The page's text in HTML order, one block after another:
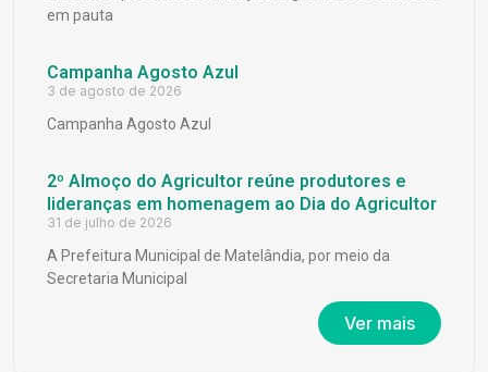
em pauta
Campanha Agosto Azul
3 de agosto de 2026
Campanha Agosto Azul
2º Almoço do Agricultor reúne produtores e
lideranças em homenagem ao Dia do Agricultor
31 de julho de 2026
A Prefeitura Municipal de Matelândia, por meio da
Secretaria Municipal
Ver mais